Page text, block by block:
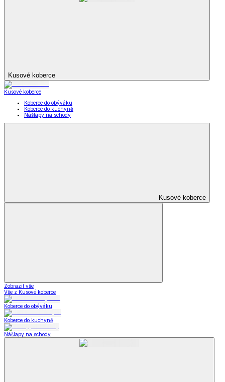
Kusové koberce
Kusové koberce
Koberce do obýváku
Koberce do kuchyně
Nášlapy na schody
Kusové koberce
Zobrazit vše
Vše z Kusové koberce
Koberce do obýváku
Koberce do kuchyně
Nášlapy na schody